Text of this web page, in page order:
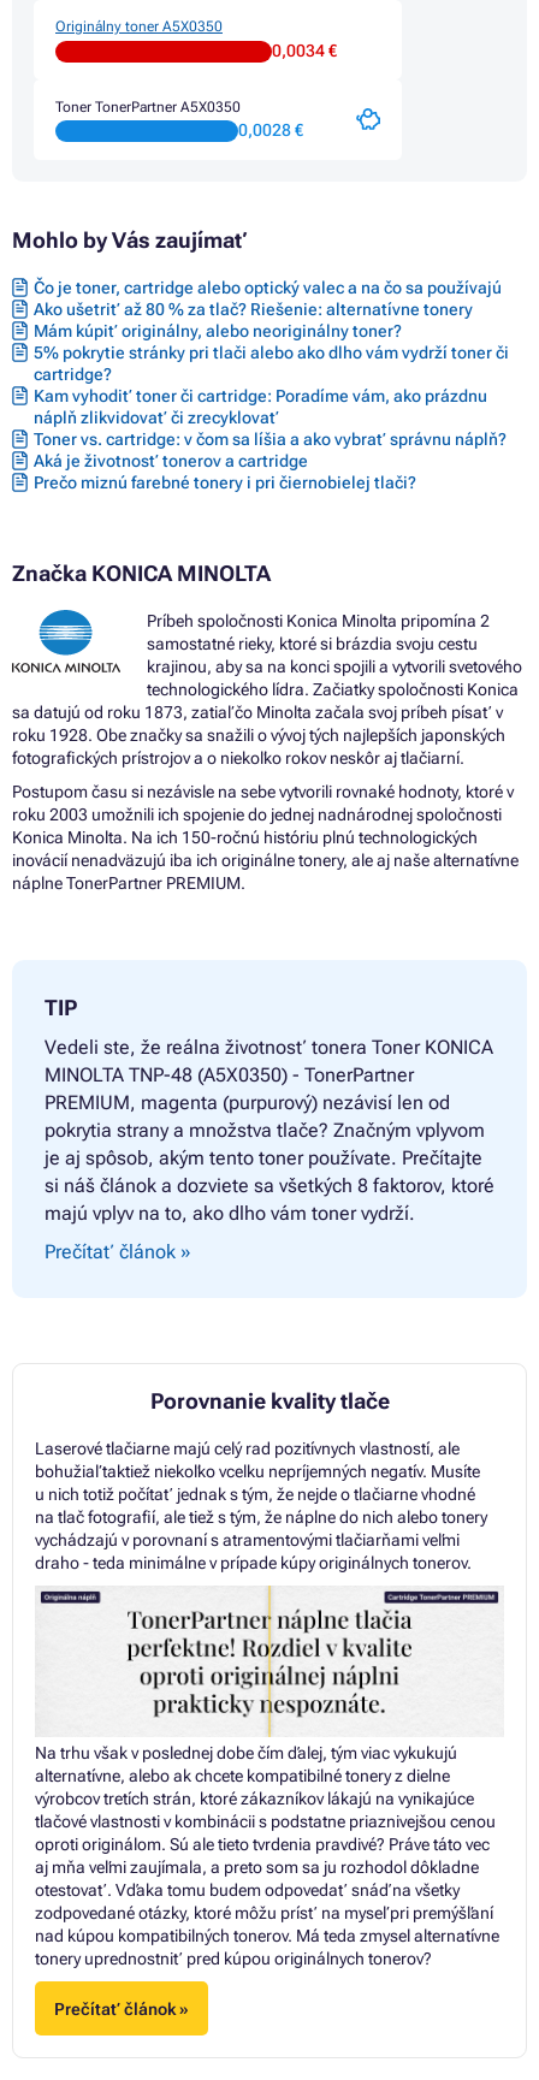
Originálny toner A5X0350
0,0034 €
Toner TonerPartner A5X0350
0,0028 €
Mohlo by Vás zaujímať
Čo je toner, cartridge alebo optický valec a na čo sa používajú
Ako ušetriť až 80 % za tlač? Riešenie: alternatívne tonery
Mám kúpiť originálny, alebo neoriginálny toner?
5% pokrytie stránky pri tlači alebo ako dlho vám vydrží toner či
cartridge?
Kam vyhodiť toner či cartridge: Poradíme vám, ako prázdnu
náplň zlikvidovať či zrecyklovať
Toner vs. cartridge: v čom sa líšia a ako vybrať správnu náplň?
Aká je životnosť tonerov a cartridge
Prečo miznú farebné tonery i pri čiernobielej tlači?
Značka KONICA MINOLTA
Príbeh spoločnosti Konica Minolta pripomína 2
samostatné rieky, ktoré si brázdia svoju cestu
krajinou, aby sa na konci spojili a vytvorili svetového
technologického lídra. Začiatky spoločnosti Konica
sa datujú od roku 1873, zatiaľ čo Minolta začala svoj príbeh písať v
roku 1928. Obe značky sa snažili o vývoj tých najlepších japonských
fotografických prístrojov a o niekoľko rokov neskôr aj tlačiarní.
Postupom času si nezávisle na sebe vytvorili rovnaké hodnoty, ktoré v
roku 2003 umožnili ich spojenie do jednej nadnárodnej spoločnosti
Konica Minolta. Na ich 150-ročnú históriu plnú technologických
inovácií nenadväzujú iba ich originálne tonery, ale aj naše alternatívne
náplne TonerPartner PREMIUM.
TIP
Vedeli ste, že reálna životnosť tonera Toner KONICA
MINOLTA TNP-48 (A5X0350) - TonerPartner
PREMIUM, magenta (purpurový) nezávisí len od
pokrytia strany a množstva tlače? Značným vplyvom
je aj spôsob, akým tento toner používate. Prečítajte
si náš článok a dozviete sa všetkých 8 faktorov, ktoré
majú vplyv na to, ako dlho vám toner vydrží.
Prečítať článok »
Porovnanie kvality tlače
Laserové tlačiarne majú celý rad pozitívnych vlastností, ale
bohužiaľ taktiež niekoľko vcelku nepríjemných negatív. Musíte
u nich totiž počítať jednak s tým, že nejde o tlačiarne vhodné
na tlač fotografií, ale tiež s tým, že náplne do nich alebo tonery
vychádzajú v porovnaní s atramentovými tlačiarňami veľmi
draho - teda minimálne v prípade kúpy originálnych tonerov.
Na trhu však v poslednej dobe čím ďalej, tým viac vykukujú
alternatívne, alebo ak chcete kompatibilné tonery z dielne
výrobcov tretích strán, ktoré zákazníkov lákajú na vynikajúce
tlačové vlastnosti v kombinácii s podstatne priaznivejšou cenou
oproti originálom. Sú ale tieto tvrdenia pravdivé? Práve táto vec
aj mňa veľmi zaujímala, a preto som sa ju rozhodol dôkladne
otestovať. Vďaka tomu budem odpovedať snáď na všetky
zodpovedané otázky, ktoré môžu prísť na myseľ pri premýšľaní
nad kúpou kompatibilných tonerov. Má teda zmysel alternatívne
tonery uprednostniť pred kúpou originálnych tonerov?
Prečítať článok »